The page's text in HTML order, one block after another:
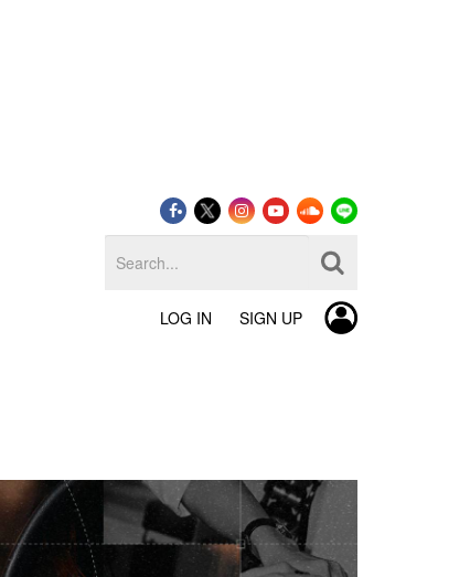
LOG IN SIGN UP